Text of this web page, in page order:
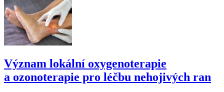
Význam lokální oxygenoterapie
a ozonoterapie pro léčbu nehojivých ran